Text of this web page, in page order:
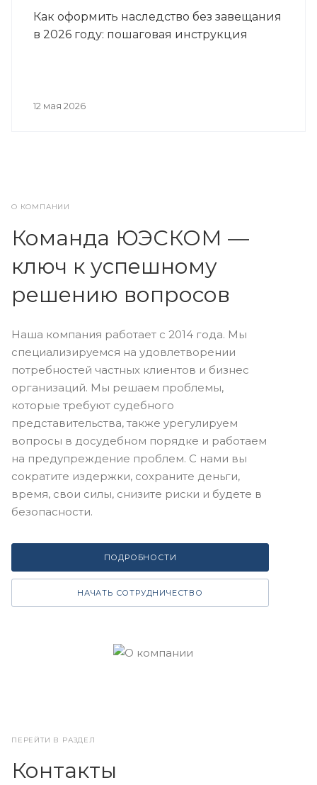
Как оформить наследство без завещания
в 2026 году: пошаговая инструкция
12 мая 2026
О КОМПАНИИ
Команда ЮЭСКОМ —
ключ к успешному
решению вопросов
Наша компания работает с 2014 года. Мы
специализируемся на удовлетворении
потребностей частных клиентов и бизнес
организаций. Мы решаем проблемы,
которые требуют судебного
представительства, также урегулируем
вопросы в досудебном порядке и работаем
на предупреждение проблем. С нами вы
сократите издержки, сохраните деньги,
время, свои силы, снизите риски и будете в
безопасности.
ПОДРОБНОСТИ
НАЧАТЬ СОТРУДНИЧЕСТВО
ПЕРЕЙТИ В РАЗДЕЛ
Контакты